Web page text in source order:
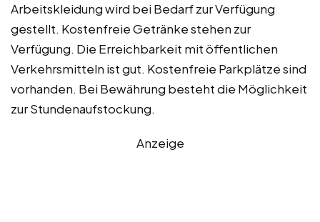
Arbeitskleidung wird bei Bedarf zur Verfügung
gestellt. Kostenfreie Getränke stehen zur
Verfügung. Die Erreichbarkeit mit öffentlichen
Verkehrsmitteln ist gut. Kostenfreie Parkplätze sind
vorhanden. Bei Bewährung besteht die Möglichkeit
zur Stundenaufstockung.
Anzeige